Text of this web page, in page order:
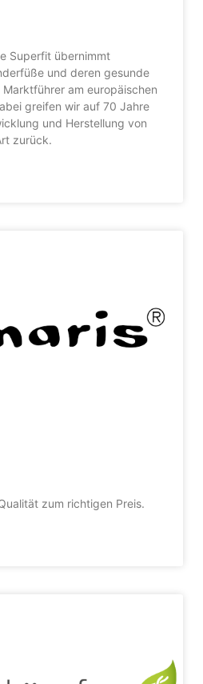
Superfit übernimmt
und deren gesunde
am europäischen
greifen wir auf 70 Jahre
und Herstellung von
zurück.
zum richtigen Preis.